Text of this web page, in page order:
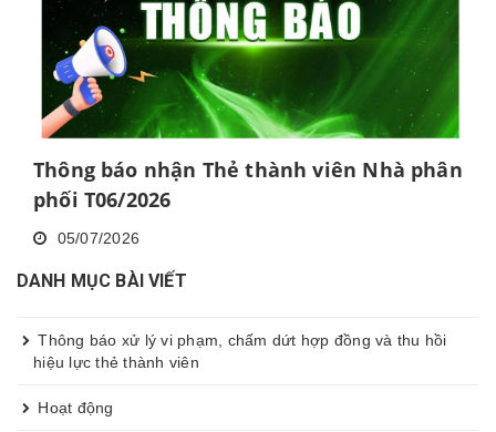
Thông báo nhận Thẻ thành viên Nhà phân
phối T06/2026
05/07/2026
DANH MỤC BÀI VIẾT
Thông báo xử lý vi phạm, chấm dứt hợp đồng và thu hồi
hiệu lực thẻ thành viên
Hoạt động